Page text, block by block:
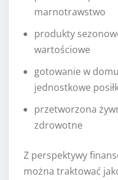
marnotrawstwo
produkty
wartościowe
gotowanie w
jednostkowe
przetworzona
zdrowotne
Z perspektywy
można traktować